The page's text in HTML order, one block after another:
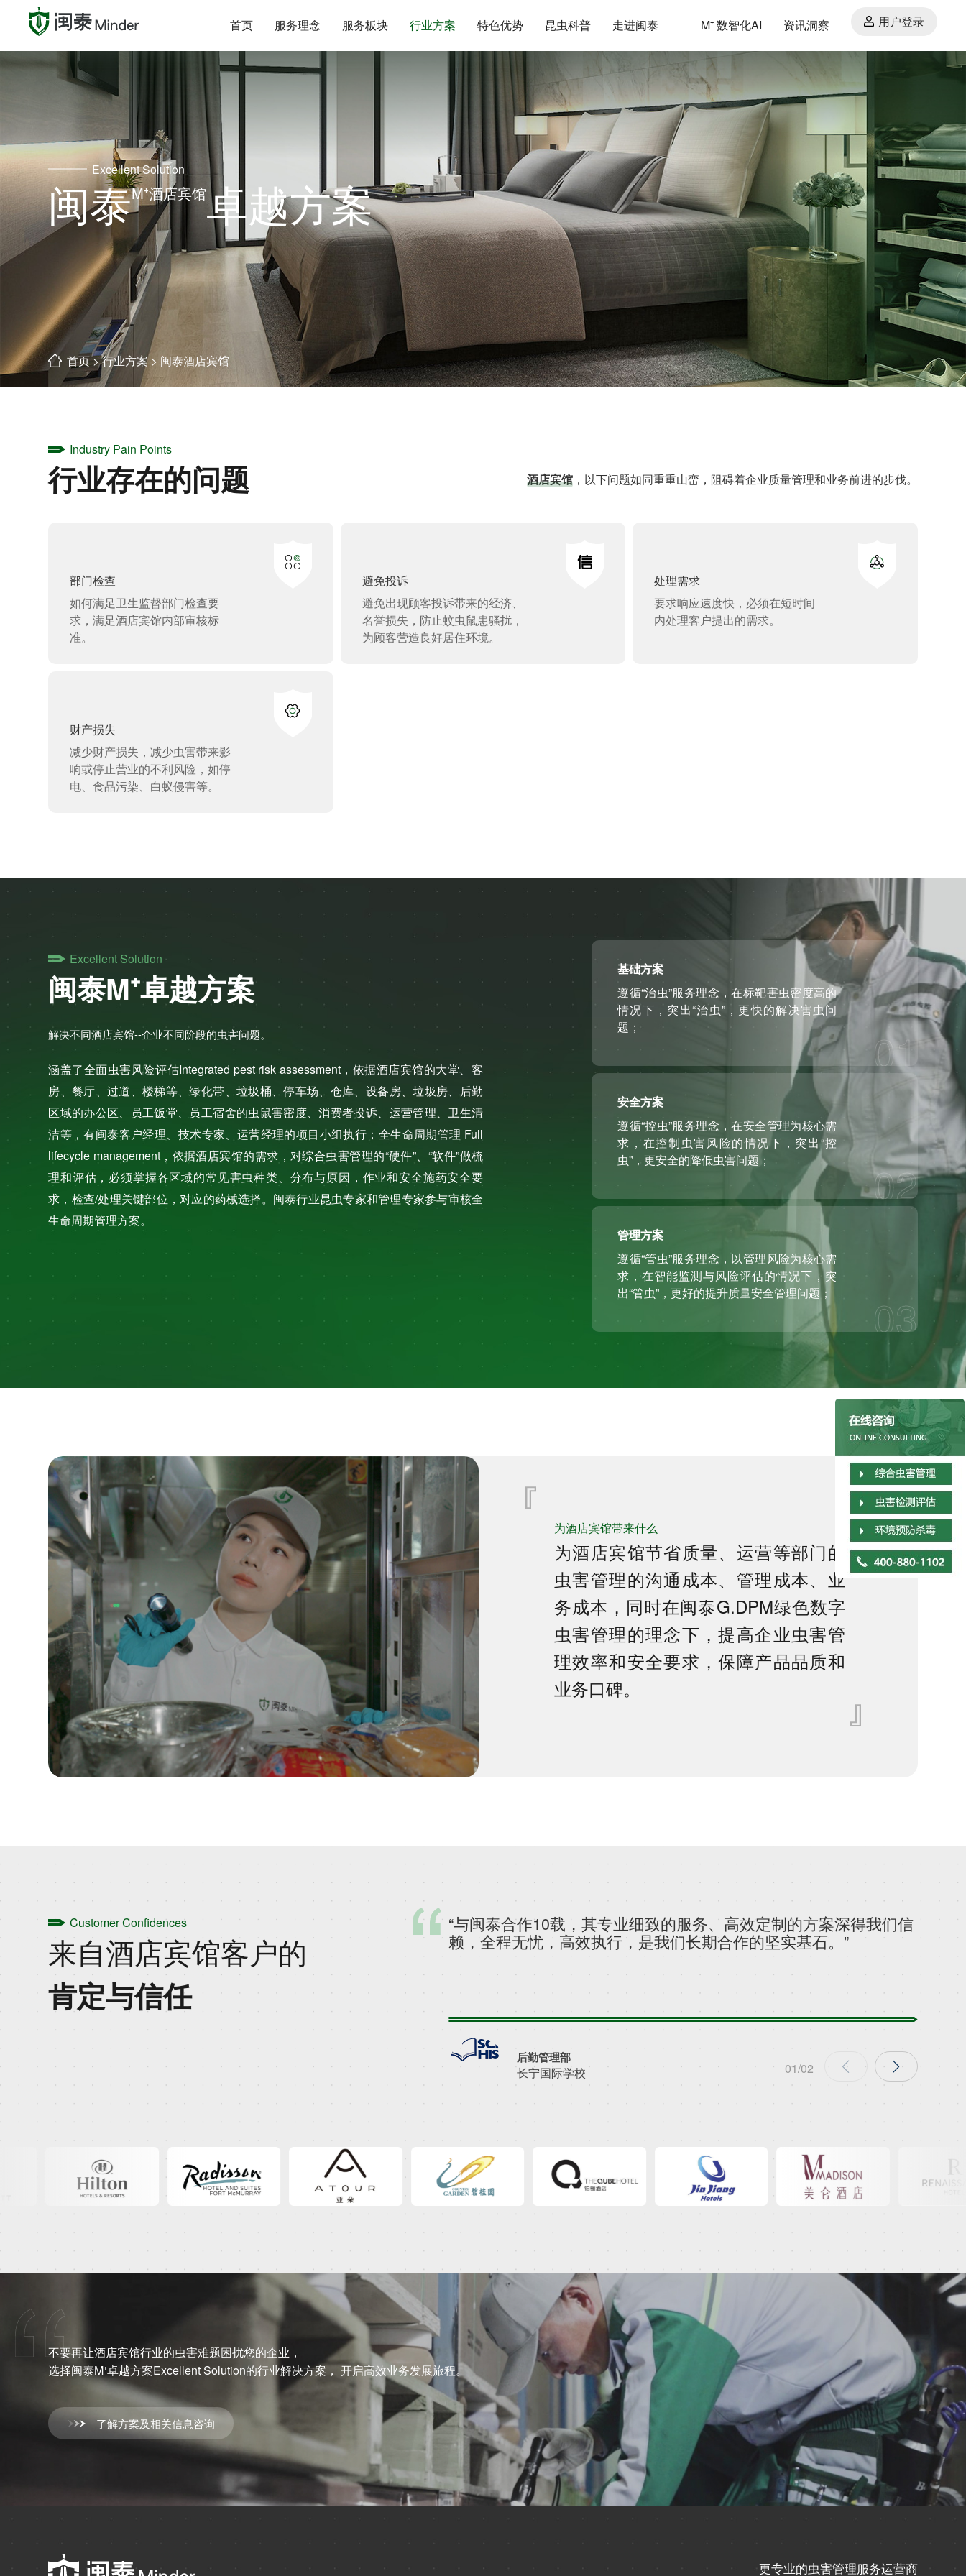
用户登录
M⁺ 数智化AI 资讯洞察
首页 服务理念 服务板块 行业方案 特色优势 昆虫科普 走进闽泰
Excellent Solution
闽泰M⁺酒店宾馆卓越方案
首页>行业方案> 闽泰酒店宾馆
Industry Pain Points
行业存在的问题 酒店宾馆，以下问题如同重重山峦，阻碍着企业质量管理和业务前进的步伐。
部门检查
如何满足卫生监督部门检查要
求，满足酒店宾馆内部审核标
准。
避免投诉
避免出现顾客投诉带来的经济、
名誉损失，防止蚊虫鼠患骚扰，
为顾客营造良好居住环境。
处理需求
要求响应速度快，必须在短时间
内处理客户提出的需求。
财产损失
减少财产损失，减少虫害带来影
响或停止营业的不利风险，如停
电、食品污染、白蚁侵害等。
Excellent Solution
闽泰M⁺卓越方案
解决不同酒店宾馆--企业不同阶段的虫害问题。
涵盖了全面虫害风险评估Integrated pest risk assessment，依据酒店宾馆的大堂、客
房、餐厅、过道、楼梯等、绿化带、垃圾桶、停车场、仓库、设备房、垃圾房、后勤
区域的办公区、员工饭堂、员工宿舍的虫鼠害密度、消费者投诉、运营管理、卫生清
洁等，有闽泰客户经理、技术专家、运营经理的项目小组执行；全生命周期管理 Full
lifecycle management，依据酒店宾馆的需求，对综合虫害管理的“硬件”、“软件”做梳
理和评估，必须掌握各区域的常见害虫种类、分布与原因，作业和安全施药安全要
求，检查/处理关键部位，对应的药械选择。闽泰行业昆虫专家和管理专家参与审核全
生命周期管理方案。
基础方案
遵循“治虫”服务理念，在标靶害虫密度高的
情况下，突出“治虫”，更快的解决害虫问
题；
01
安全方案
遵循“控虫”服务理念，在安全管理为核心需
求，在控制虫害风险的情况下，突出“控
虫”，更安全的降低虫害问题；
02
管理方案
遵循“管虫”服务理念，以管理风险为核心需
求，在智能监测与风险评估的情况下，突
出“管虫”，更好的提升质量安全管理问题；
03
为酒店宾馆带来什么
为酒店宾馆节省质量、运营等部门的
虫害管理的沟通成本、管理成本、业
务成本，同时在闽泰G.DPM绿色数字
虫害管理的理念下，提高企业虫害管
理效率和安全要求，保障产品品质和
业务口碑。
Customer Confidences
来自酒店宾馆客户的
肯定与信任
“与闽泰合作10载，其专业细致的服务、高效定制的方案深得我们信
赖，全程无忧，高效执行，是我们长期合作的坚实基石。”
后勤管理部
长宁国际学校
持续
因，
01/02
不要再让酒店宾馆行业的虫害难题困扰您的企业，
选择闽泰M⁺卓越方案Excellent Solution的行业解决方案， 开启高效业务发展旅程。
了解方案及相关信息咨询
更专业的虫害管理服务运营商